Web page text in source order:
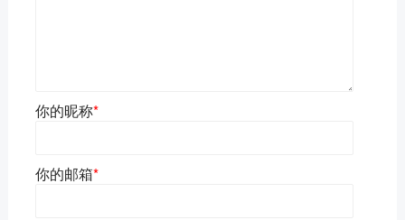
你的昵称*
你的邮箱*